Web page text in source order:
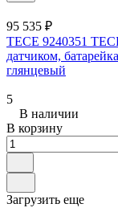
95 535 ₽
TECE 9240351
датчиком,
глянцевый
5
В наличии
В корзину
Загрузить еще